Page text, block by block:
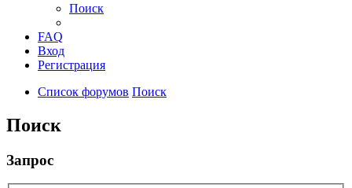
Поиск
FAQ
Вход
Регистрация
Список форумов Поиск
Поиск
Запрос